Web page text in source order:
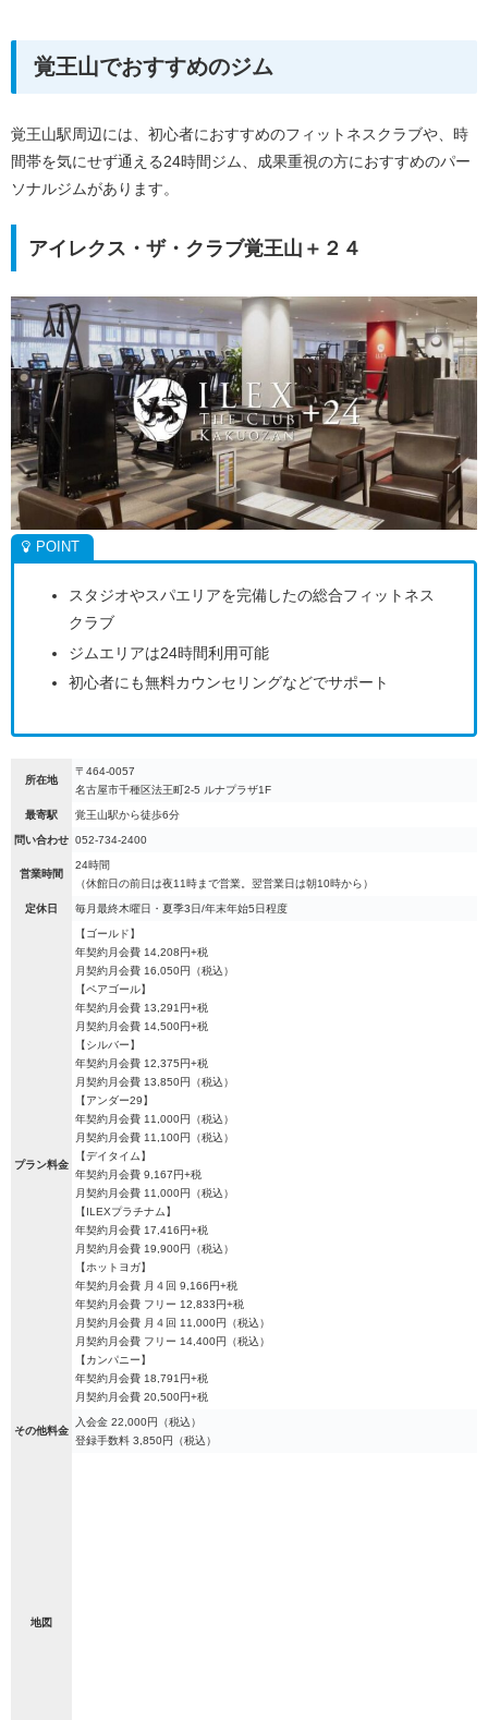
覚王山でおすすめのジム
覚王山駅周辺には、初心者におすすめのフィットネスクラブや、時
間帯を気にせず通える24時間ジム、成果重視の方におすすめのパー
ソナルジムがあります。
アイレクス・ザ・クラブ覚王山＋２４
スタジオやスパエリアを完備したの総合フィットネス
クラブ
ジムエリアは24時間利用可能
初心者にも無料カウンセリングなどでサポート
所在地
〒464-0057
名古屋市千種区法王町2-5 ルナプラザ1F
最寄駅 覚王山駅から徒歩6分
問い合わせ 052-734-2400
営業時間
24時間
（休館日の前日は夜11時まで営業。翌営業日は朝10時から）
定休日 毎月最終木曜日・夏季3日/年末年始5日程度
プラン料金
【ゴールド】
年契約月会費 14,208円+税
月契約月会費 16,050円（税込）
【ペアゴール】
年契約月会費 13,291円+税
月契約月会費 14,500円+税
【シルバー】
年契約月会費 12,375円+税
月契約月会費 13,850円（税込）
【アンダー29】
年契約月会費 11,000円（税込）
月契約月会費 11,100円（税込）
【デイタイム】
年契約月会費 9,167円+税
月契約月会費 11,000円（税込）
【ILEXプラチナム】
年契約月会費 17,416円+税
月契約月会費 19,900円（税込）
【ホットヨガ】
年契約月会費 月４回 9,166円+税
年契約月会費 フリー 12,833円+税
月契約月会費 月４回 11,000円（税込）
月契約月会費 フリー 14,400円（税込）
【カンパニー】
年契約月会費 18,791円+税
月契約月会費 20,500円+税
その他料金
入会金 22,000円（税込）
登録手数料 3,850円（税込）
地図